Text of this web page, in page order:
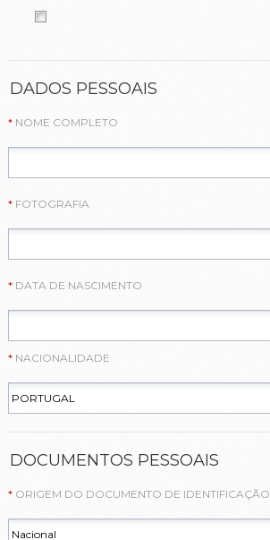
DADOS PESSOAIS
NOME COMPLETO
FOTOGRAFIA
DATA DE NASCIMENTO
NACIONALIDADE
DOCUMENTOS PESSOAIS
ORIGEM DO DOCUMENTO DE IDENTIFICAÇÃO